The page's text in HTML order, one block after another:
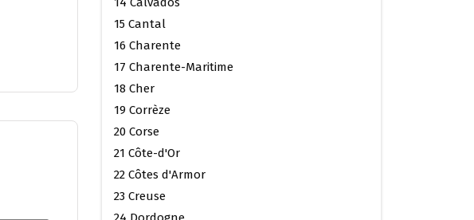
15 Cantal
16 Charente
17 Charente-Maritime
18 Cher
19 Corrèze
20 Corse
21 Côte-d'Or
22 Côtes d'Armor
23 Creuse